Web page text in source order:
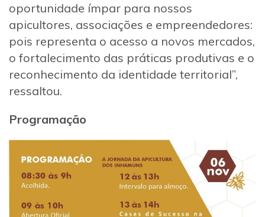
oportunidade ímpar para nossos
apicultores, associações e empreendedores:
pois representa o acesso a novos mercados,
o fortalecimento das práticas produtivas e o
reconhecimento da identidade territorial”,
ressaltou.
Programação